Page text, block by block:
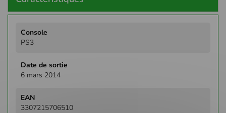
d'infos
PS3
6 mars 2014
3307215706510